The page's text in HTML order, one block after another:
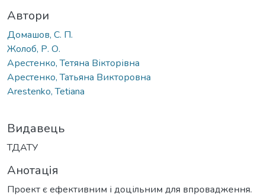
Автори
Домашов, С. П.
Жолоб, Р. О.
Арестенко, Тетяна Вікторівна
Арестенко, Татьяна Викторовна
Arestenko, Tetiana
Видавець
ТДАТУ
Анотація
Проект є ефективним і доцільним для впровадження.